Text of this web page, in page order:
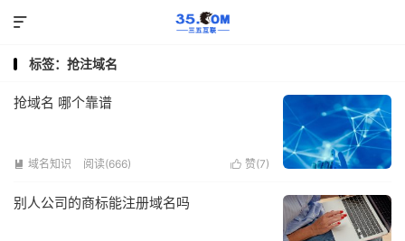

标签：抢注域名
抢域名 哪个靠谱
 域名知识 阅读(666)  赞(7)
别人公司的商标能注册域名吗